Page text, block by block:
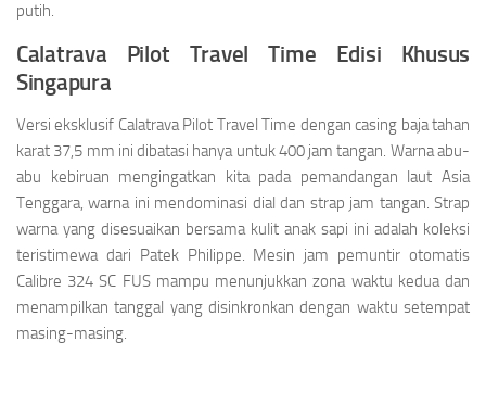
putih.
Calatrava Pilot Travel Time Edisi Khusus
Singapura
Versi eksklusif Calatrava Pilot Travel Time dengan casing baja tahan
karat 37,5 mm ini dibatasi hanya untuk 400 jam tangan. Warna abu-
abu kebiruan mengingatkan kita pada pemandangan laut Asia
Tenggara, warna ini mendominasi dial dan strap jam tangan. Strap
warna yang disesuaikan bersama kulit anak sapi ini adalah koleksi
teristimewa dari Patek Philippe. Mesin jam pemuntir otomatis
Calibre 324 SC FUS mampu menunjukkan zona waktu kedua dan
menampilkan tanggal yang disinkronkan dengan waktu setempat
masing-masing.